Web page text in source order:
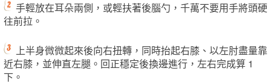
手輕放在耳朵兩側，或輕扶著後腦勺，千萬不要用手將頭硬
往前拉。
上半身微微起來後向右扭轉，同時抬起右膝、以左肘盡量靠
近右膝，並伸直左腿。回正穩定後換邊進行，左右完成算 1
下。